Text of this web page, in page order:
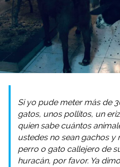
Si yo pude meter más de
gatos, unos pollitos, un
quien sabe cuántos
ustedes no sean gachos y
perro o gato callejero de
huracán, por favor. Ya